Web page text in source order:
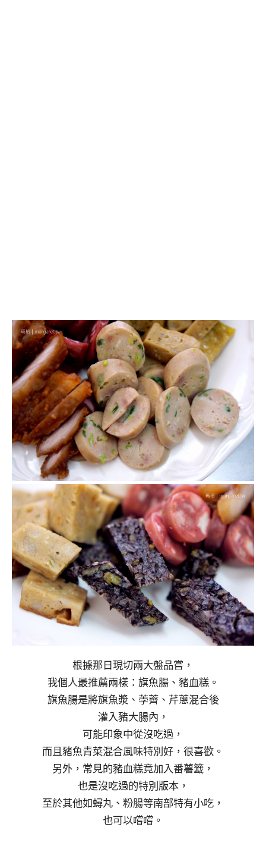
根據那日現切兩大盤品嘗，
我個人最推薦兩樣：旗魚腸、豬血糕。
旗魚腸是將旗魚漿、荸薺、芹蔥混合後
灌入豬大腸內，
可能印象中從沒吃過，
而且豬魚青菜混合風味特別好，很喜歡。
另外，常見的豬血糕竟加入番薯籤，
也是沒吃過的特別版本，
至於其他如蟳丸、粉腸等南部特有小吃，
也可以嚐嚐。